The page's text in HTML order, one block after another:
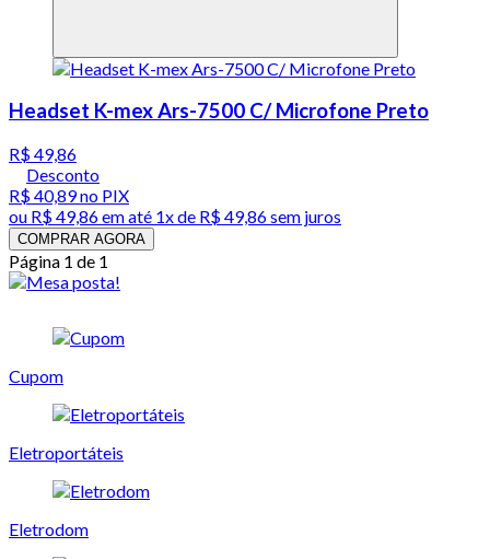
Headset K-mex Ars-7500 C/ Microfone Preto
R$ 49,86
Desconto
R$ 40,89no PIX
ou R$ 49,86em até 1x de R$ 49,86sem juros
COMPRAR AGORA
Página 1 de 1
Cupom
Eletroportáteis
Eletrodom